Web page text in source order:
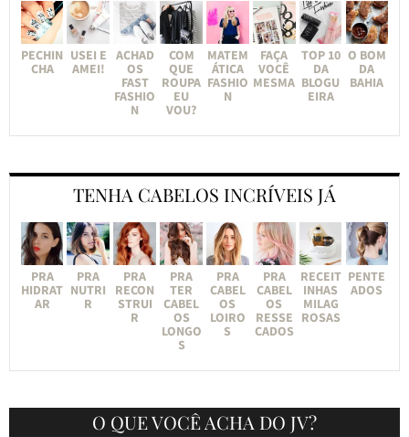
PECHIN
CHA
USEI E
AMEI!
ACHAD
OS
FAST
FASHIO
N
COM
QUE
ROUPA
EU
VOU?
MATEM
ÁTICA
FASHIO
N
FAÇA
VOCÊ
MESMA
TOP 10
DA
BLOGU
EIRA
O BOM
DA
BAHIA
TENHA CABELOS INCRÍVEIS JÁ
PRA
HIDRAT
AR
PRA
NUTRI
R
PRA
RECON
STRUI
R
PRA
TER
CABEL
OS
LONGO
S
PRA
CABEL
OS
LOIRO
S
PRA
CABEL
OS
RESSE
CADOS
RECEIT
INHAS
MILAG
ROSAS
PENTE
ADOS
O QUE VOCÊ ACHA DO JV?